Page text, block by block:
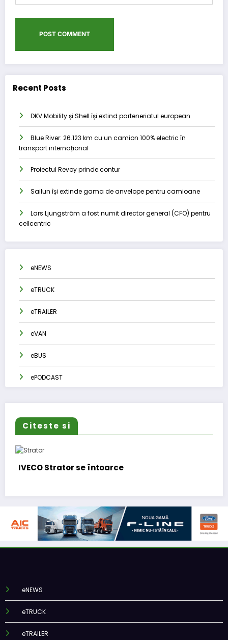
Recent Posts
DKV Mobility și Shell își extind parteneriatul european
Blue River: 26.123 km cu un camion 100% electric în
transport internațional
Proiectul Revoy prinde contur
Sailun își extinde gama de anvelope pentru camioane
Lars Ljungström a fost numit director general (CFO) pentru
cellcentric
eNEWS
eTRUCK
eTRAILER
eVAN
eBUS
ePODCAST
Citeste si
BursaTransport/123cargo
eNEWS
eTRUCK